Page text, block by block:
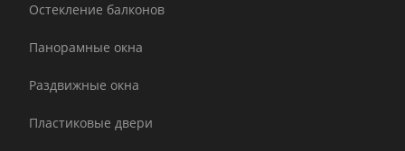
Остекление балконов
Панорамные окна
Раздвижные окна
Пластиковые двери